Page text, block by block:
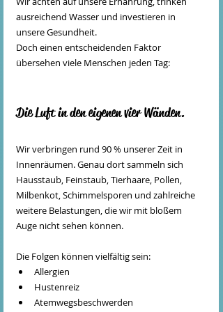
ausreichend Wasser und investieren in
unsere Gesundheit.
Doch einen entscheidenden Faktor
übersehen viele Menschen jeden Tag:
Die Luft in den eigenen vier Wänden.
Wir verbringen rund 90 % unserer Zeit in
Innenräumen. Genau dort sammeln sich
Hausstaub, Feinstaub, Tierhaare, Pollen,
Milbenkot, Schimmelsporen und zahlreiche
weitere Belastungen, die wir mit bloßem
Auge nicht sehen können.
Die Folgen können vielfältig sein:
Allergien
Hustenreiz
Atemwegsbeschwerden